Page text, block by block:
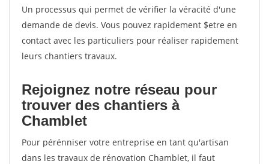
Un processus qui permet de vérifier la véracité d'une
demande de devis. Vous pouvez rapidement $etre en
contact avec les particuliers pour réaliser rapidement
leurs chantiers travaux.
Rejoignez notre réseau pour
trouver des chantiers à
Chamblet
Pour pérénniser votre entreprise en tant qu'artisan
dans les travaux de rénovation Chamblet, il faut